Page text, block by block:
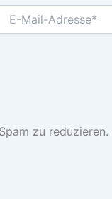
Mail-
zu reduzieren.